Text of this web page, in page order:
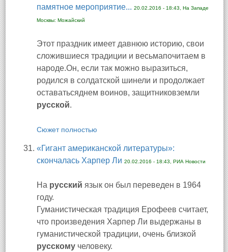
памятное мероприятие... 20.02.2016 - 18:43, На Западе
Москвы: Можайский
Этот праздник имеет давнюю историю, свои
сложившиеся традиции и весьмапочитаем в
народе.Он, если так можно выразиться,
родился в солдатской шинели и продолжает
оставатьсяднем воинов, защитниковземли
русской.
Сюжет полностью
«Гигант американской литературы»:
скончалась Харпер Ли 20.02.2016 - 18:43, РИА Новости
На русский язык он был переведен в 1964
году.
Гуманистическая традиция Ерофеев считает,
что произведения Харпер Ли выдержаны в
гуманистической традиции, очень близкой
русскому человеку.